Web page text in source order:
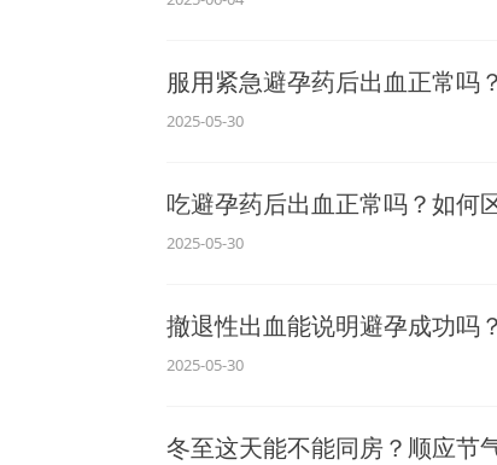
服用紧急避孕药后出血正常吗
2025-05-30
吃避孕药后出血正常吗？如何
2025-05-30
撤退性出血能说明避孕成功吗
2025-05-30
冬至这天能不能同房？顺应节